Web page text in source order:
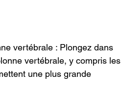
vertébrale : Plongez dans
vertébrale, y compris les
une plus grande